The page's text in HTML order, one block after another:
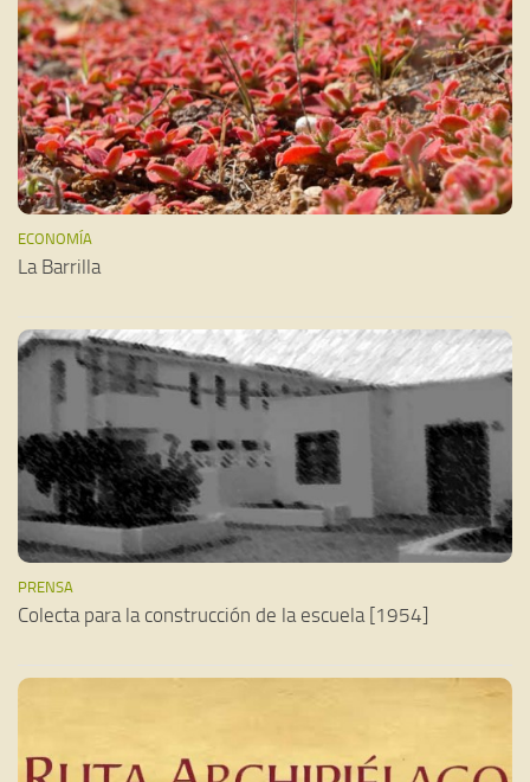
ECONOMÍA
La Barrilla
PRENSA
Colecta para la construcción de la escuela [1954]